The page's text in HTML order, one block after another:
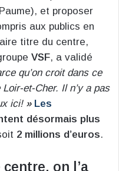
et proposer
aux publics en
titre du centre,
VSF, a validé
qu’on croit dans ce
et-Cher. Il n’y a pas
ici!» Les
désormais plus
2 millions d’euros.
on l’a